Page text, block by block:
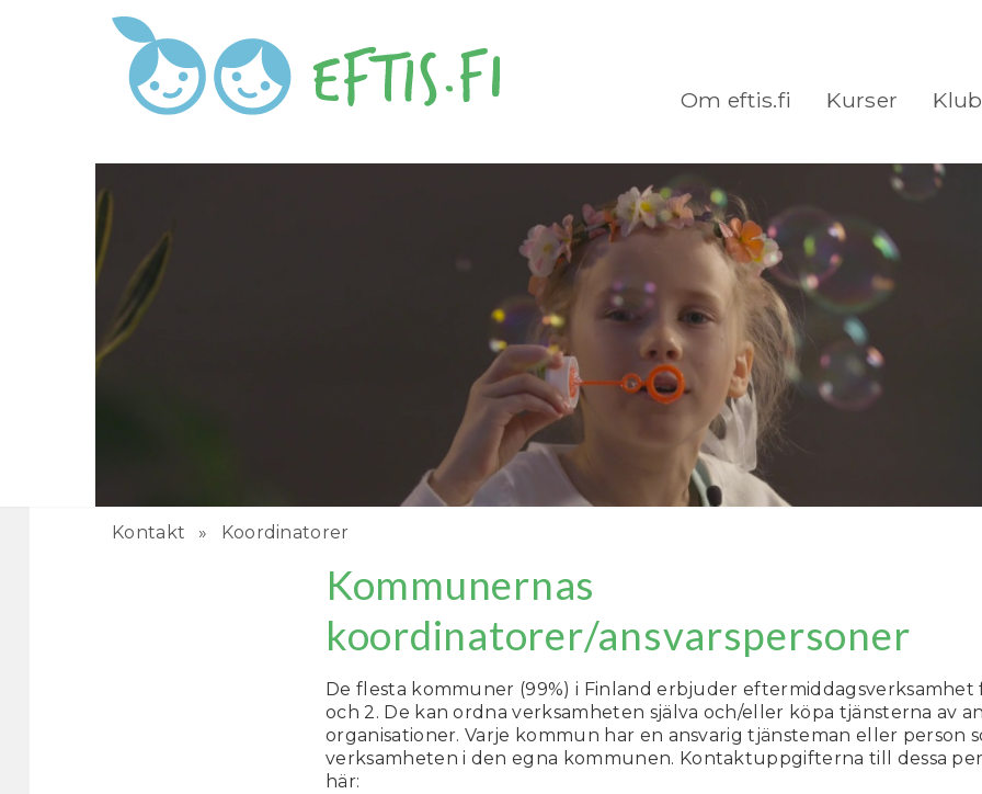
Om eftis.fi Kurser
Kontakt Koordinatorer
Kommunernas
koordinatorer/ansvarspersoner
De flesta kommuner (99%) i Finland erbjuder eftermiddagsverksamhet
och 2. De kan ordna verksamheten själva och/eller köpa tjänsterna av
organisationer. Varje kommun har en ansvarig tjänsteman eller person
verksamheten i den egna kommunen. Kontaktuppgifterna till dessa
här: